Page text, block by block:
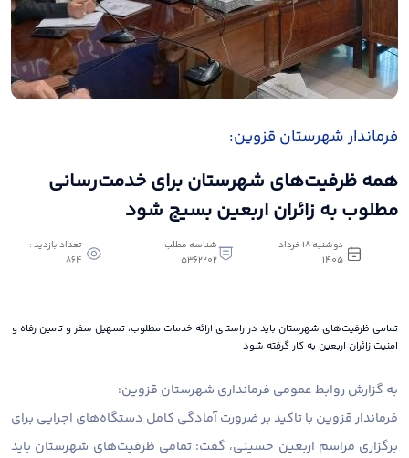
فرماندار شهرستان قزوین:
همه ظرفیت‌های شهرستان برای خدمت‌رسانی
مطلوب به زائران اربعین بسیج شود
دوشنبه 18 خرداد
1405
شناسه مطلب:
5362202
تعداد بازدید :
864
تمامی ظرفیت‌های شهرستان باید در راستای ارائه خدمات مطلوب، تسهیل سفر و تامین رفاه و
امنیت زائران اربعین به کار گرفته شود
به گزارش روابط عمومی فرمانداری شهرستان قزوین:
فرماندار قزوین با تاکید بر ضرورت آمادگی کامل دستگاه‌های اجرایی برای
برگزاری مراسم اربعین حسینی، گفت: تمامی ظرفیت‌های شهرستان باید